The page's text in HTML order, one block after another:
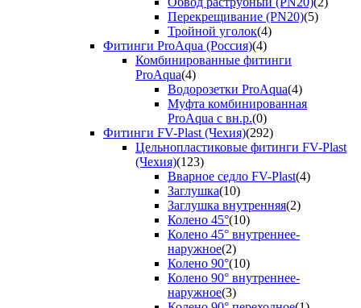
Перекрещивание (PN20)(5)
Тройной уголок(4)
Фитинги ProAqua (Россия)(4)
Комбинированные фитинги
ProAqua(4)
Водорозетки ProAqua(4)
Муфта комбинированная
ProAqua с вн.р.(0)
Фитинги FV-Plast (Чехия)(292)
Цельнопластиковые фитинги FV-Plast
(Чехия)(123)
Вварное седло FV-Plast(4)
Заглушка(10)
Заглушка внутренняя(2)
Колено 45°(10)
Колено 45° внутреннее-
наружное(2)
Колено 90°(10)
Колено 90° внутреннее-
наружное(3)